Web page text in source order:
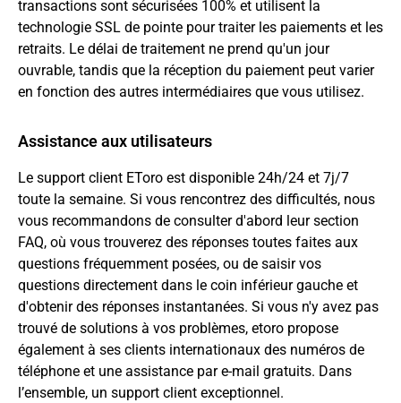
transactions sont sécurisées 100% et utilisent la
technologie SSL de pointe pour traiter les paiements et les
retraits. Le délai de traitement ne prend qu'un jour
ouvrable, tandis que la réception du paiement peut varier
en fonction des autres intermédiaires que vous utilisez.
Assistance aux utilisateurs
Le support client EToro est disponible 24h/24 et 7j/7
toute la semaine. Si vous rencontrez des difficultés, nous
vous recommandons de consulter d'abord leur section
FAQ, où vous trouverez des réponses toutes faites aux
questions fréquemment posées, ou de saisir vos
questions directement dans le coin inférieur gauche et
d'obtenir des réponses instantanées. Si vous n'y avez pas
trouvé de solutions à vos problèmes, etoro propose
également à ses clients internationaux des numéros de
téléphone et une assistance par e-mail gratuits. Dans
l’ensemble, un support client exceptionnel.